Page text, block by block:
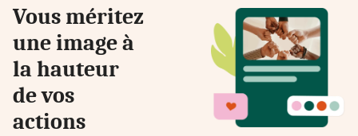
Vous méritez
une image à
la hauteur
de vos
actions